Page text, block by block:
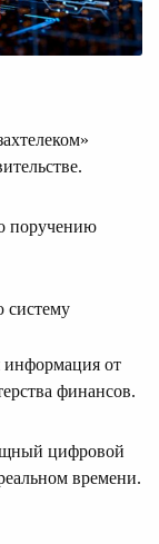
поручению
информация от
финансов.
цифровой
времени.